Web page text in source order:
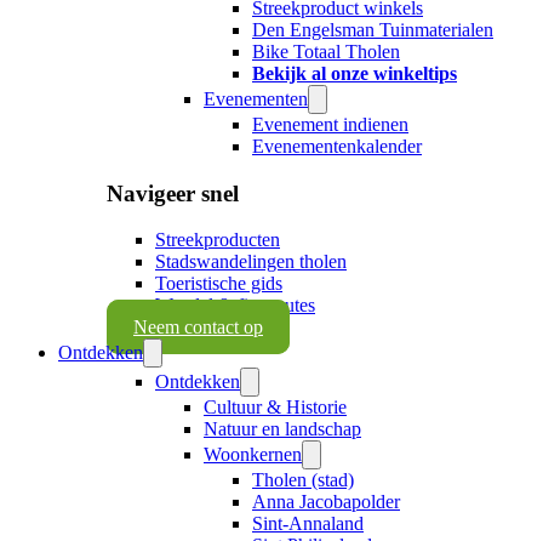
Streekproduct winkels
Den Engelsman Tuinmaterialen
Bike Totaal Tholen
Bekijk al onze winkeltips
Evenementen
Evenement indienen
Evenementenkalender
Navigeer snel
Streekproducten
Stadswandelingen tholen
Toeristische gids
Wandel & fietsroutes
Neem contact op
Ontdekken
Ontdekken
Cultuur & Historie
Natuur en landschap
Woonkernen
Tholen (stad)
Anna Jacobapolder
Sint-Annaland